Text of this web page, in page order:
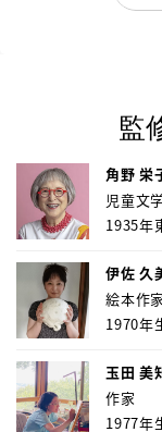
監
角野 栄
児童文
1935年
伊佐 久
絵本作家
1970年
玉田 美
作家
1977年